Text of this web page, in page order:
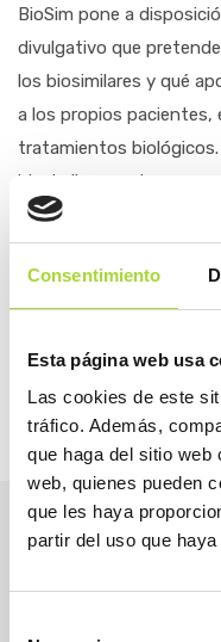
Consentimiento
Esta página web usa
Las cookies de este
tráfico. Además,
que haga del sitio web
web, quienes pueden
que les haya
partir del uso que
BioSim pone a
divulgativo que
los biosimilares y qué
a los propios pacientes,
tratamientos biológicos.
biosimilares entra en